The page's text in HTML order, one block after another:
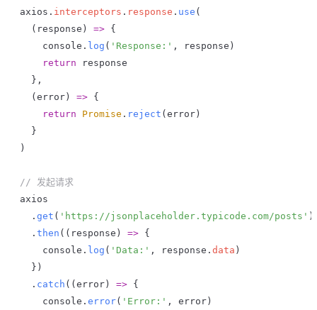
axios . interceptors . response . use (
  (
response ) => {
    console
. log ( 'Response:' , response )
    return
response
  },
  (
error ) => {
    return
Promise . reject ( error )
  }
)
// 发起请求
axios
  .
get ( 'https://jsonplaceholder.typicode.com/posts' )
  .
then (( response ) => {
    console
. log ( 'Data:' , response . data )
  })
  .
catch (( error ) => {
    console
. error( 'Error:' , error )